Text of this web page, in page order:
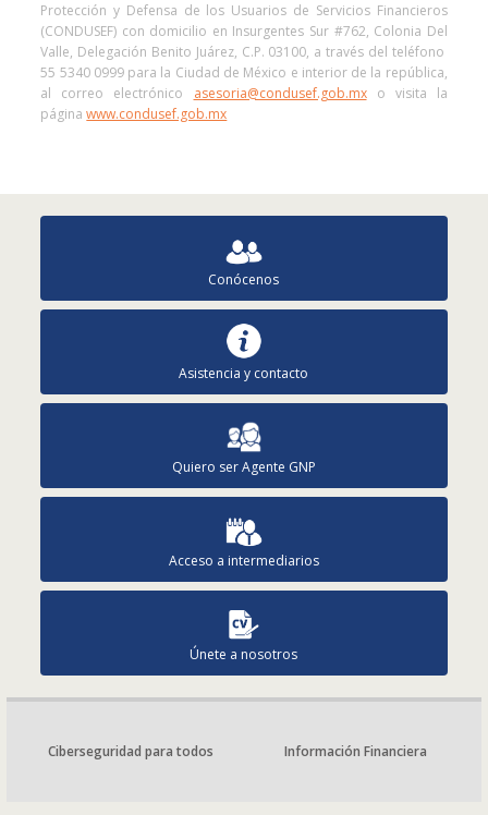
Protección y Defensa de los Usuarios de Servicios Financieros
(CONDUSEF) con domicilio en Insurgentes Sur #762, Colonia Del
Valle, Delegación Benito Juárez, C.P. 03100, a través del teléfono
55 5340 0999 para la Ciudad de México e interior de la república,
al correo electrónico asesoria@condusef.gob.mxo visita la
páginawww.condusef.gob.mx
Conócenos
Asistencia y contacto
Quiero ser Agente GNP
Acceso a intermediarios
Únete a nosotros
Ciberseguridad para todos Información Financiera